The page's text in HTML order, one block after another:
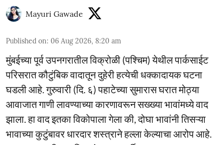
Mayuri Gawade
Published on: 06 Aug 2026, 8:20 am
मुंबईच्या पूर्व उपनगरातील विक्रोळी (पश्चिम) येथील पार्कसाईट
परिसरात कौटुंबिक वादातून दुहेरी हत्येची धक्कादायक घटना
घडली आहे. गुरुवारी (दि. ६) पहाटेच्या सुमारास घरात मोठ्या
आवाजात गाणी लावण्याच्या कारणावरून सख्ख्या भावांमध्ये वाद
झाला. हा वाद इतका विकोपाला गेला की, दोघा भावांनी तिसऱ्या
भावाच्या कुटुंबावर धारदार शस्त्राने हल्ला केल्याचा आरोप आहे.